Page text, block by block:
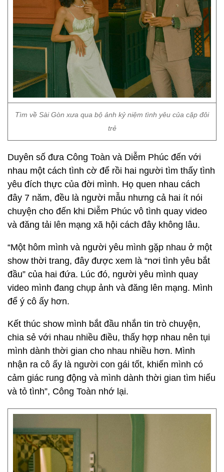
Tìm về Sài Gòn xưa qua bộ ảnh kỷ niệm tình yêu của cặp đôi
trẻ
Duyên số đưa Công Toàn và Diễm Phúc đến với
nhau một cách tình cờ để rồi hai người tìm thấy tình
yêu đích thực của đời mình. Họ quen nhau cách
đây 7 năm, đều là người mẫu nhưng cả hai ít nói
chuyện cho đến khi Diễm Phúc vô tình quay video
và đăng tải lên mạng xã hội cách đây không lâu.
“Một hôm mình và người yêu mình gặp nhau ở một
show thời trang, đây được xem là “nơi tình yêu bắt
đầu” của hai đứa. Lúc đó, người yêu mình quay
video mình đang chụp ảnh và đăng lên mạng. Mình
để ý cô ấy hơn.
Kết thúc show mình bắt đầu nhắn tin trò chuyện,
chia sẻ với nhau nhiều điều, thấy hợp nhau nên tụi
mình dành thời gian cho nhau nhiều hơn. Mình
nhận ra cô ấy là người con gái tốt, khiến mình có
cảm giác rung động và mình dành thời gian tìm hiểu
và tỏ tình”, Công Toàn nhớ lại.